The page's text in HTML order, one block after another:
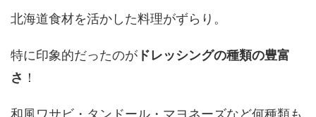
北海道食材を活かした料理がずらり。
特に印象的だったのが ドレッシングの種類の豊富
さ ！
和風ワサビ・タンドール・マヨネーズなど何種類も